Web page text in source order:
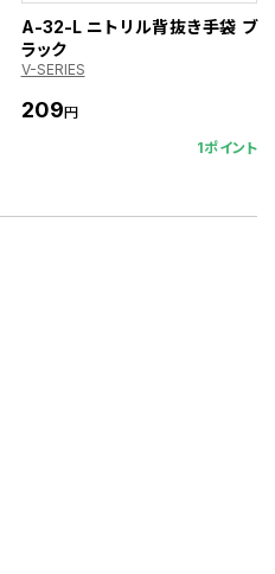
A-32-L ニトリル背抜き手袋 ブ
ラック
V-SERIES
209円
1ポイント